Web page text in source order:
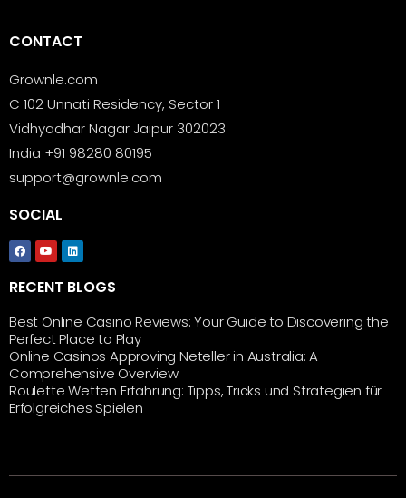
CONTACT
Grownle.com
C 102 Unnati Residency, Sector 1
Vidhyadhar Nagar Jaipur 302023
India +91 98280 80195
support@grownle.com
SOCIAL
RECENT BLOGS
Best Online Casino Reviews: Your Guide to Discovering the
Perfect Place to Play
Online Casinos Approving Neteller in Australia: A
Comprehensive Overview
Roulette Wetten Erfahrung: Tipps, Tricks und Strategien für
Erfolgreiches Spielen